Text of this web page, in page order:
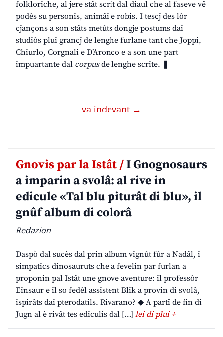
folkloriche, al jere stât scrit dal diaul che al faseve vê
podês su personis, animâi e robis. I tescj des lôr
cjançons a son stâts metûts dongje postums dai
studiôs plui grancj de lenghe furlane tant che Joppi,
Chiurlo, Corgnali e D’Aronco e a son une part
impuartante dal corpusde lenghe scrite. ❚
va indevant →
Gnovis par la Istât /I Gnognosaurs
a imparin a svolâ: al rive in
edicule «Tal blu piturât di blu», il
gnûf album di colorâ
Redazion
Daspò dal sucès dal prin album vignût fûr a Nadâl, i
simpatics dinosauruts che a fevelin par furlan a
proponin pal Istât une gnove aventure: il professôr
Einsaur e il so fedêl assistent Blik a provin di svolâ,
ispirâts dai pterodatils. Rivarano? ◆ A partî de fin di
Jugn al è rivât tes ediculis dal […] lei di plui +